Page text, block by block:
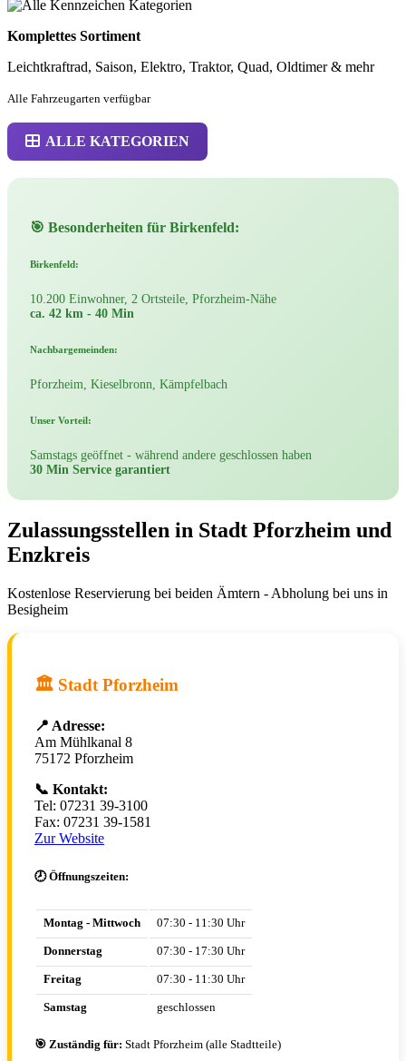
Komplettes Sortiment
Leichtkraftrad, Saison, Elektro, Traktor, Quad, Oldtimer & mehr
Alle Fahrzeugarten verfügbar
ALLE KATEGORIEN
🎯 Besonderheiten für Birkenfeld:
Birkenfeld:
10.200 Einwohner, 2 Ortsteile, Pforzheim-Nähe
ca. 42 km - 40 Min
Nachbargemeinden:
Pforzheim, Kieselbronn, Kämpfelbach
Unser Vorteil:
Samstags geöffnet - während andere geschlossen haben
30 Min Service garantiert
Zulassungsstellen in Stadt Pforzheim und
Enzkreis
Kostenlose Reservierung bei beiden Ämtern - Abholung bei uns in
Besigheim
🏛️ Stadt Pforzheim
📍 Adresse:
Am Mühlkanal 8
75172 Pforzheim
📞 Kontakt:
Tel: 07231 39-3100
Fax: 07231 39-1581
Zur Website
🕗 Öffnungszeiten:
Montag - Mittwoch 07:30 - 11:30 Uhr
Donnerstag 07:30 - 17:30 Uhr
Freitag 07:30 - 11:30 Uhr
Samstag geschlossen
🎯 Zuständig für: Stadt Pforzheim (alle Stadtteile)